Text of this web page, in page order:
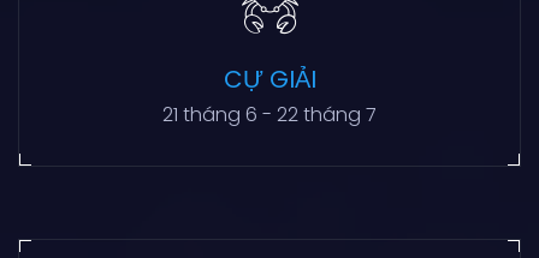
CỰ GIẢI
21 tháng 6 - 22 tháng 7